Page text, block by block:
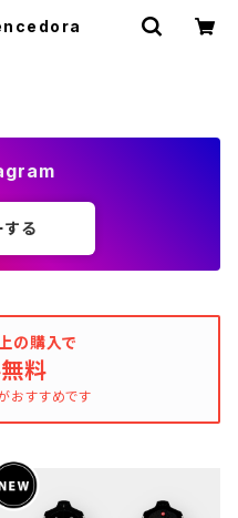
する
の購入で
料
おすすめです